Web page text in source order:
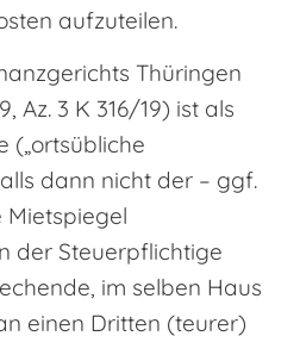
aufzuteilen.
Thüringen
Az. 3 K 316/19) ist als
(„ortsübliche
dann nicht der – ggf.
Mietspiegel
der Steuerpflichtige
im selben Haus
einen Dritten (teurer)